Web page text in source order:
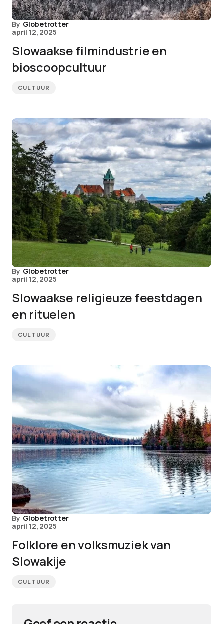
By Globetrotter
april 12, 2025
Slowaakse filmindustrie en
bioscoopcultuur
CULTUUR
By Globetrotter
april 12, 2025
Slowaakse religieuze feestdagen
en rituelen
CULTUUR
By Globetrotter
april 12, 2025
Folklore en volksmuziek van
Slowakije
CULTUUR